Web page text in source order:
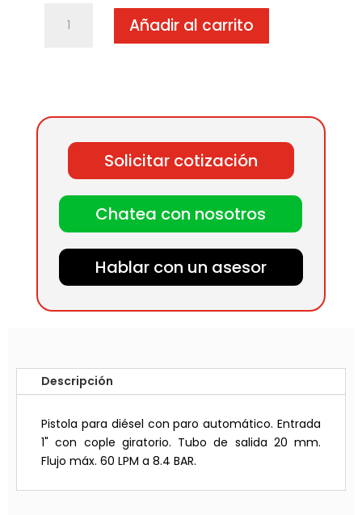
para
(entrada
Añadir al carrito
Solicitar cotización
Chatea con nosotros
Hablar con un asesor
Descripción
Pistola para diésel con paro automático. Entrada
1" con cople giratorio. Tubo de salida 20 mm.
Flujo máx. 60 LPM a 8.4 BAR.